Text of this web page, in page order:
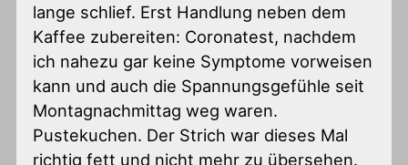
lange schlief. Erst Handlung neben dem
Kaffee zubereiten: Coronatest, nachdem
ich nahezu gar keine Symptome vorweisen
kann und auch die Spannungsgefühle seit
Montagnachmittag weg waren.
Pustekuchen. Der Strich war dieses Mal
richtig fett und nicht mehr zu übersehen.